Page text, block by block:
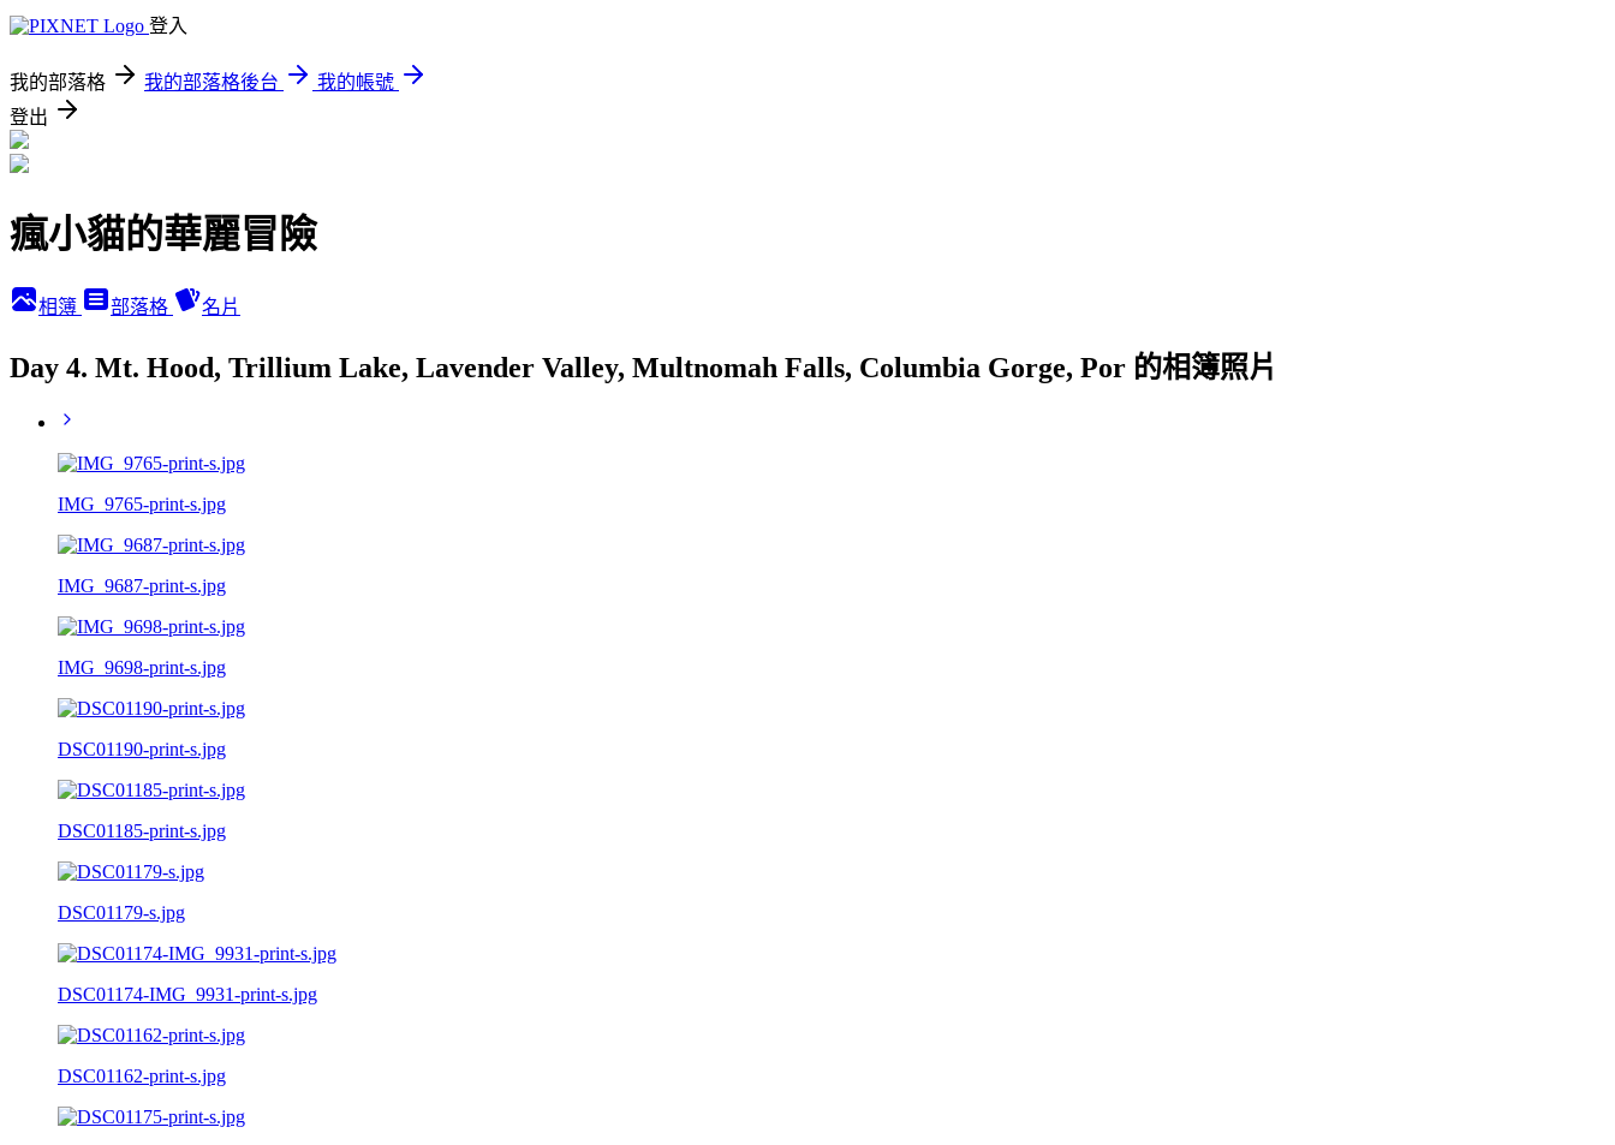
登入
我的部落格 我的部落格後台
我的帳號
登出
瘋小貓的華麗冒險
相簿 部落格 名片
Day 4. Mt. Hood, Trillium Lake, Lavender Valley, Multnomah Falls, Columbia Gorge, Por 的相簿照片
IMG_9765-print-s.jpg
IMG_9687-print-s.jpg
IMG_9698-print-s.jpg
DSC01190-print-s.jpg
DSC01185-print-s.jpg
DSC01179-s.jpg
DSC01174-IMG_9931-print-s.jpg
DSC01162-print-s.jpg